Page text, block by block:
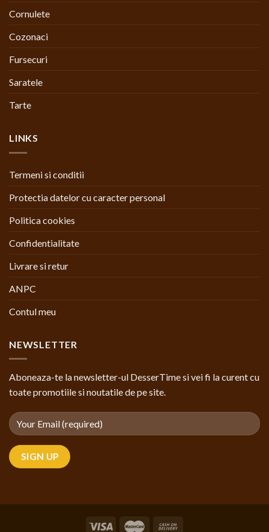
Cornulete
Cozonaci
Fursecuri
Saratele
Tarte
LINKS
Termeni si conditii
Protectia datelor cu caracter personal
Politica cookies
Confidentialitate
Livrare si retur
ANPC
Contul meu
NEWSLETTER
Aboneaza-te la newsletter-ul DesserTime si vei fi la curent cu
toate promotiile si noutatile de pe site.